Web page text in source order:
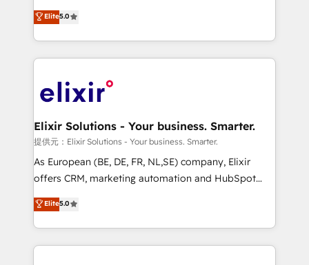
revenue automation 🏢 Real Estate: deal pipelines;
portfolio and lifecycle management 🏭
HIPAA-aware; CASL-compliant; GDPR-ready
implementations where required 💡 Why 500+
built to scale.
consultancy. Our focus is on enterprise and mid-
market B2B companies globally that want a strategic
approach to execute their goals through creative
applications of our solutions; Technical HubSpot
Design, Migrations + Integrations. Mole Street’s
greatness, which is achieved through creating
absolute clarity, derived from a well-defined
strategy, executed well, and reported on with clear
results. The culture is driven by core values; Joy, Grit,
Mindedness, and Clarity. We are driven to win for the
collective good of the company and its clientele, and
Elite5.0
Elixir Solutions - Your business. Smarter.
提供元：Elixir Solutions - Your business. Smarter.
As European (BE, DE, FR, NL,SE) company, Elixir
offers CRM, marketing automation and HubSpot
integration products and services to mid-market
and enterprise customers. We ensure that your sales,
service and marketing department operates in the
most effective way, while at the same time
Elite5.0